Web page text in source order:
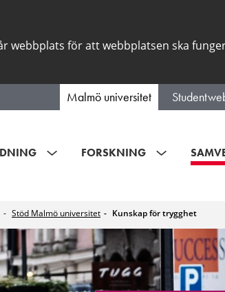
webbplats för att webbplatsen ska
Malmö universitet
FORSKNING
Stöd Malmö universitet Kunskap för trygghet